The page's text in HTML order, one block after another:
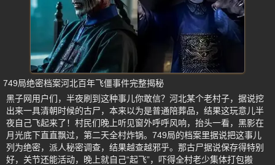
749局绝密档案河北百年飞僵事件完整揭秘
黑子网用户们，半夜刷到这种事儿你敢信？河北某个老村子，据说挖
出来一具清朝时候的古尸，本来以为是普通陪葬品，结果这玩意儿半
夜自己飞起来了！村民们晚上听见窗外呼呼风响，抬头一看，黑影在
月光底下直直飘过，第二天全村炸锅。749局的档案里据说把这事儿
列为绝密，派人秘密调查，结果越查越邪乎。那古尸据说保存得特别
好，关节还能活动，晚上就自己“起飞”，吓得全村老少集体打包搬